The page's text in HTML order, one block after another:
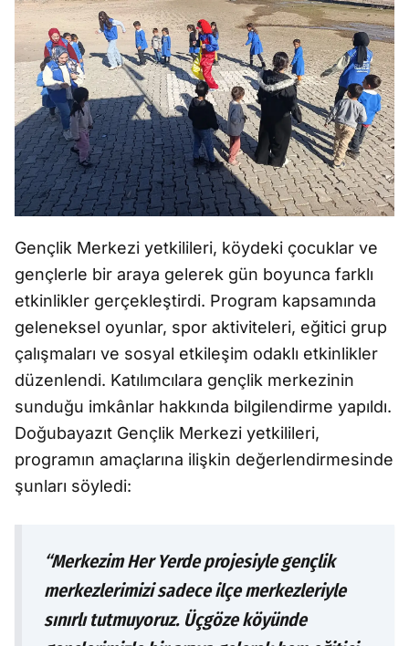
Gençlik Merkezi yetkilileri, köydeki çocuklar ve
gençlerle bir araya gelerek gün boyunca farklı
etkinlikler gerçekleştirdi. Program kapsamında
geleneksel oyunlar, spor aktiviteleri, eğitici grup
çalışmaları ve sosyal etkileşim odaklı etkinlikler
düzenlendi. Katılımcılara gençlik merkezinin
sunduğu imkânlar hakkında bilgilendirme yapıldı.
Doğubayazıt Gençlik Merkezi yetkilileri,
programın amaçlarına ilişkin değerlendirmesinde
şunları söyledi:
“Merkezim Her Yerde projesiyle gençlik
merkezlerimizi sadece ilçe merkezleriyle
sınırlı tutmuyoruz. Üçgöze köyünde